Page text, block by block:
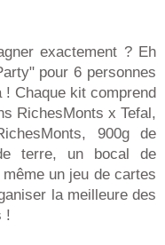
exactement ? Eh
pour 6 personnes
! Chaque kit comprend
RichesMonts x Tefal,
900g de
terre, un bocal de
un jeu de cartes
la meilleure des
!